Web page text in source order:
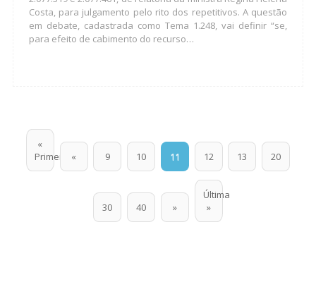
Costa, para julgamento pelo rito dos repetitivos. A questão
em debate, cadastrada como Tema 1.248, vai definir “se,
para efeito de cabimento do recurso…
«
Primeira
« 9 10 11 12 13 20
30 40 »
Última
»